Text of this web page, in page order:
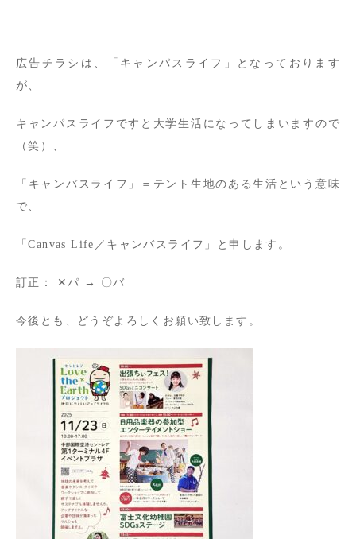
広告チラシは、「キャンパスライフ」となっております
が、
キャンパスライフですと大学生活になってしまいますので
（笑）、
「キャンバスライフ」＝テント生地のある生活という意味
で、
「Canvas Life／キャンバスライフ」と申します。
訂正： ✕パ → 〇バ
今後とも、どうぞよろしくお願い致します。